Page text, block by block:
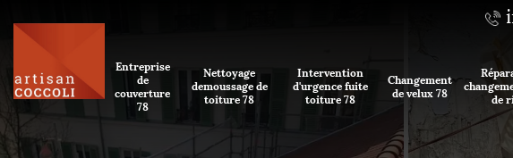
Entreprise
de
couverture
78
Nettoyage
demoussage de
toiture 78
Intervention
d'urgence fuite
toiture 78
Changement
de velux 78
de